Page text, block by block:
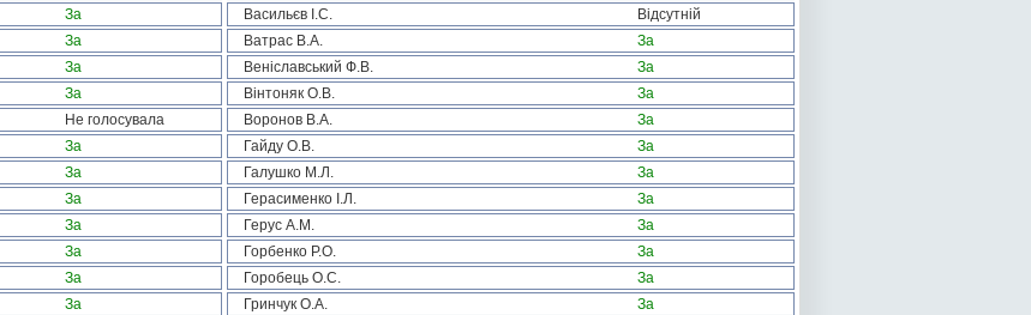
За Васильєв І.С.
Відсутній
За Ватрас В.А.
За
За Веніславський Ф.В.
За
За Вінтоняк О.В.
За
Не голосувала Воронов В.А.
За
За Гайду О.В.
За
За Галушко М.Л.
За
За Герасименко І.Л.
За
За Герус А.М.
За
За Горбенко Р.О.
За
За Горобець О.С.
За
За Гринчук О.А.
За